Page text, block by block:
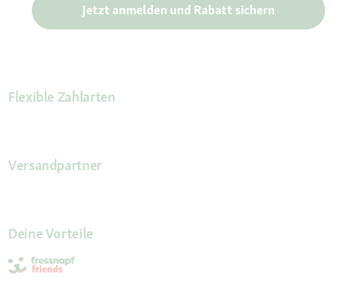
Jetzt anmelden und Rabatt sichern
Flexible Zahlarten
Versandpartner
Deine Vorteile